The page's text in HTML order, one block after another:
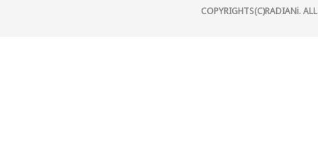
COPYRIGHTS(C)RADIANi. ALL